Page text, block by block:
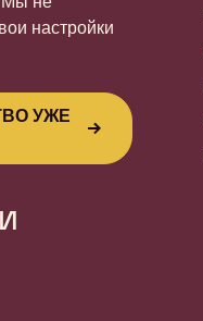
настройки
УЖЕ